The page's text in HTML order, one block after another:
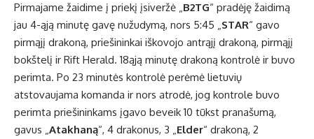
Pirmajame žaidime į priekį įsiveržė „B2TG“ pradėję žaidimą
jau 4-ąją minutę gavę nužudymą, nors 5:45 „STAR“ gavo
pirmąjį drakoną, priešininkai iškovojo antrąjį drakoną, pirmąjį
bokštelį ir Rift Herald. 18ąją minutę drakoną kontrolė ir buvo
perimta. Po 23 minutės kontrolė perėmė lietuvių
atstovaujama komanda ir nors atrodė, jog kontrole buvo
perimta priešininkams įgavo beveik 10 tūkst pranašumą,
gavus „Atakhaną“, 4 drakonus, 3 „Elder“ drakoną, 2